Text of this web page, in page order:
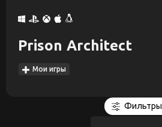
Prison Architect
Мои игры
Фильтры